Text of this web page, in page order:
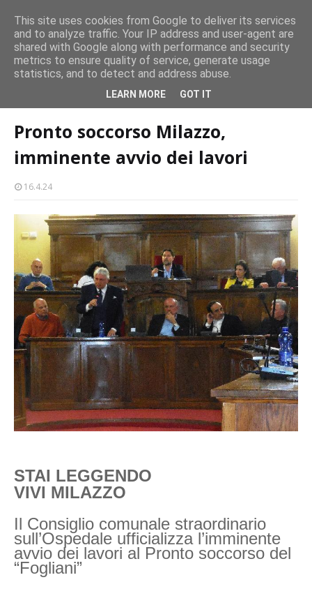
Milazzo si prepara alla magia del “Concerto all’Alba”
EVENTI
Pronto soccorso Milazzo, imminente avvio dei
Pronto soccorso Milazzo,
imminente avvio dei lavori
16.4.24
STAI LEGGENDO
VIVI MILAZZO
Il Consiglio comunale straordinario
sull’Ospedale ufficializza l’imminente
avvio dei lavori al Pronto soccorso del
“Fogliani”
This site uses cookies from Google to deliver its services
and to analyze traffic. Your IP address and user-agent are
shared with Google along with performance and security
metrics to ensure quality of service, generate usage
statistics, and to detect and address abuse.
LEARN MORE GOT IT